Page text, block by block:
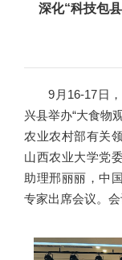
深化“科技包
9月16-17日
兴县举办“大食物
农业农村部有关
山西农业大学党
助理邢丽丽，中
专家出席会议。